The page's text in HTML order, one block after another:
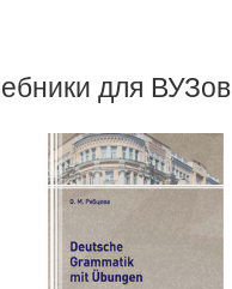
для ВУЗов